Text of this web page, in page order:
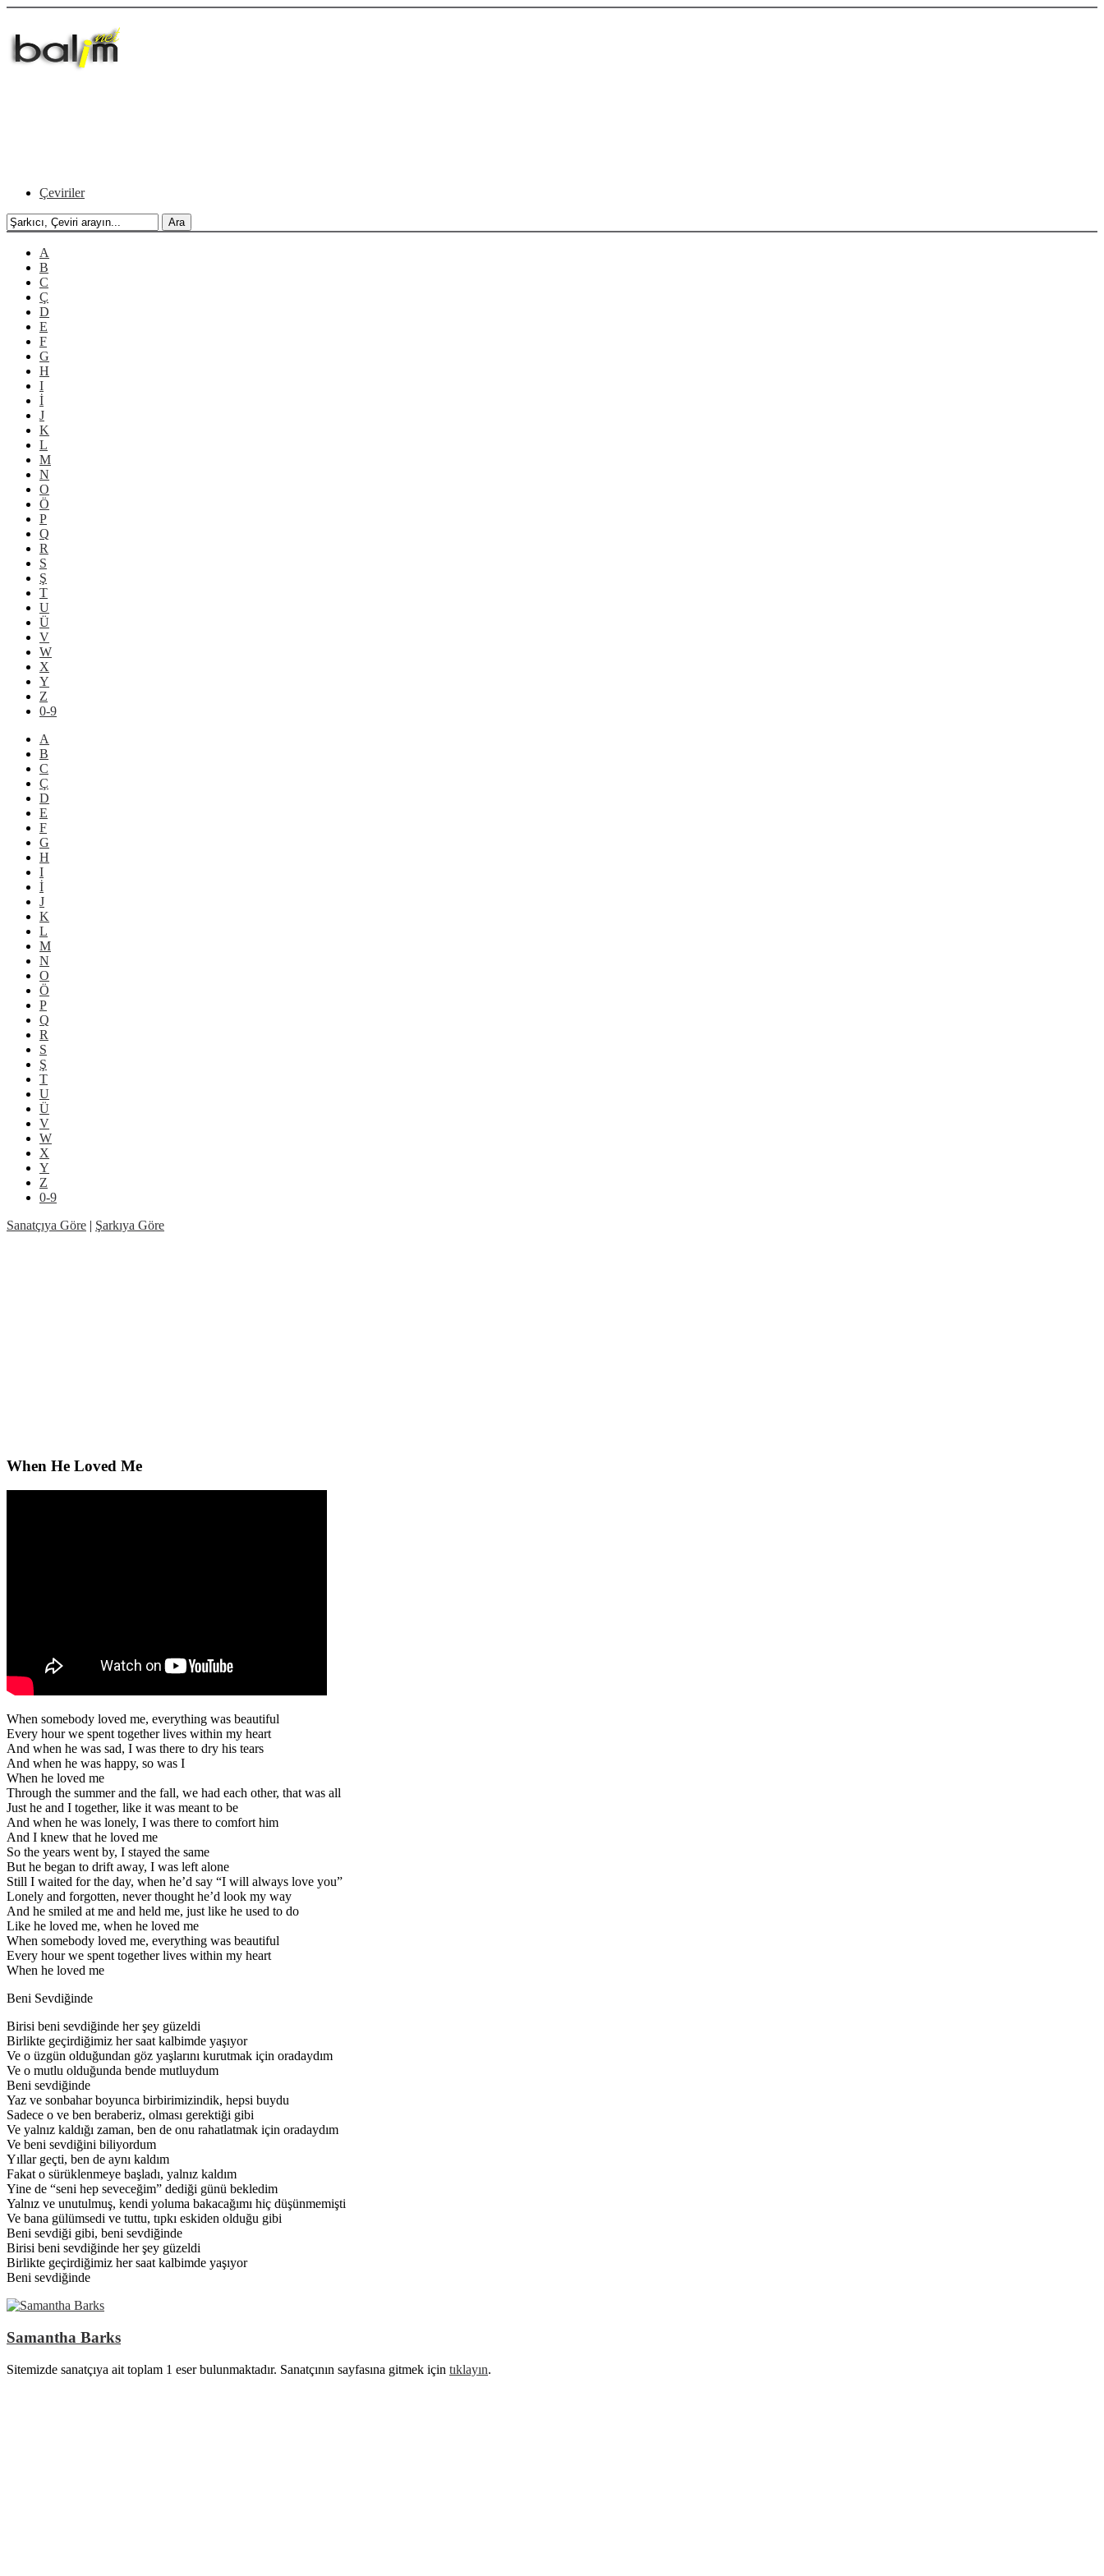
Çeviriler
A
B
C
Ç
D
E
F
G
H
I
İ
J
K
L
M
N
O
Ö
P
Q
R
S
Ş
T
U
Ü
V
W
X
Y
Z
0-9
A
B
C
Ç
D
E
F
G
H
I
İ
J
K
L
M
N
O
Ö
P
Q
R
S
Ş
T
U
Ü
V
W
X
Y
Z
0-9
Sanatçıya Göre | Şarkıya Göre
When He Loved Me
When somebody loved me, everything was beautiful
Every hour we spent together lives within my heart
And when he was sad, I was there to dry his tears
And when he was happy, so was I
When he loved me
Through the summer and the fall, we had each other, that was all
Just he and I together, like it was meant to be
And when he was lonely, I was there to comfort him
And I knew that he loved me
So the years went by, I stayed the same
But he began to drift away, I was left alone
Still I waited for the day, when he’d say “I will always love you”
Lonely and forgotten, never thought he’d look my way
And he smiled at me and held me, just like he used to do
Like he loved me, when he loved me
When somebody loved me, everything was beautiful
Every hour we spent together lives within my heart
When he loved me
Beni Sevdiğinde
Birisi beni sevdiğinde her şey güzeldi
Birlikte geçirdiğimiz her saat kalbimde yaşıyor
Ve o üzgün olduğundan göz yaşlarını kurutmak için oradaydım
Ve o mutlu olduğunda bende mutluydum
Beni sevdiğinde
Yaz ve sonbahar boyunca birbirimizindik, hepsi buydu
Sadece o ve ben beraberiz, olması gerektiği gibi
Ve yalnız kaldığı zaman, ben de onu rahatlatmak için oradaydım
Ve beni sevdiğini biliyordum
Yıllar geçti, ben de aynı kaldım
Fakat o sürüklenmeye başladı, yalnız kaldım
Yine de “seni hep seveceğim” dediği günü bekledim
Yalnız ve unutulmuş, kendi yoluma bakacağımı hiç düşünmemişti
Ve bana gülümsedi ve tuttu, tıpkı eskiden olduğu gibi
Beni sevdiği gibi, beni sevdiğinde
Birisi beni sevdiğinde her şey güzeldi
Birlikte geçirdiğimiz her saat kalbimde yaşıyor
Beni sevdiğinde
Samantha Barks
Sitemizde sanatçıya ait toplam 1 eser bulunmaktadır. Sanatçının sayfasına gitmek için tıklayın.